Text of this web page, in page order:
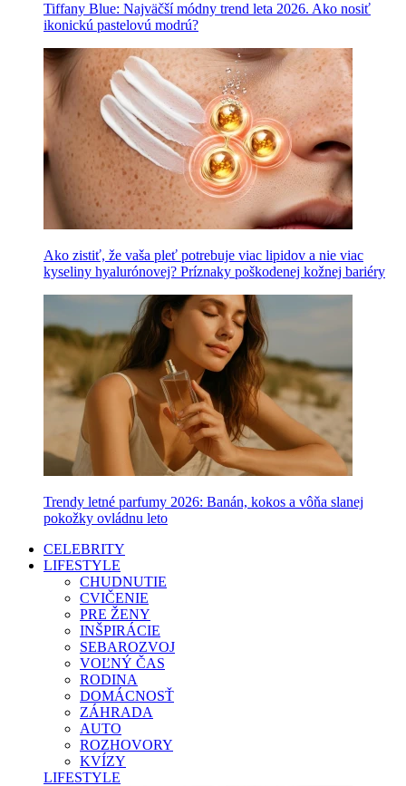
Tiffany Blue: Najväčší módny trend leta 2026. Ako nosiť
ikonickú pastelovú modrú?
Ako zistiť, že vaša pleť potrebuje viac lipidov a nie viac
kyseliny hyalurónovej? Príznaky poškodenej kožnej bariéry
Trendy letné parfumy 2026: Banán, kokos a vôňa slanej
pokožky ovládnu leto
CELEBRITY
LIFESTYLE
CHUDNUTIE
CVIČENIE
PRE ŽENY
INŠPIRÁCIE
SEBAROZVOJ
VOĽNÝ ČAS
RODINA
DOMÁCNOSŤ
ZÁHRADA
AUTO
ROZHOVORY
KVÍZY
LIFESTYLE